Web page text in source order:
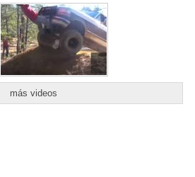
más videos